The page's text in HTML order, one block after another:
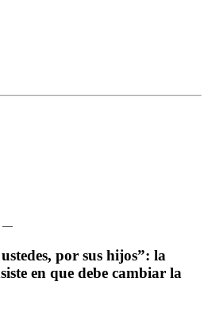
—
por sus hijos”: la
en que debe cambiar la